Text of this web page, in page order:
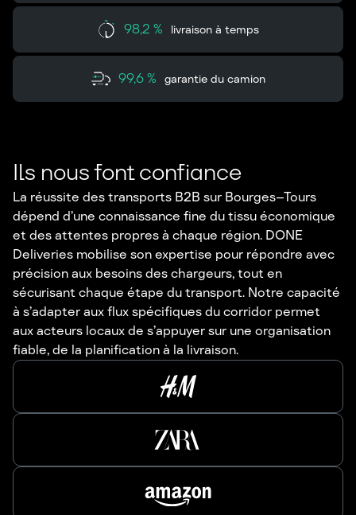
98,2 % livraison à temps
99,6 % garantie du camion
Ils nous font confiance
La réussite des transports B2B sur Bourges–Tours
dépend d’une connaissance fine du tissu économique
et des attentes propres à chaque région. DONE
Deliveries mobilise son expertise pour répondre avec
précision aux besoins des chargeurs, tout en
sécurisant chaque étape du transport. Notre capacité
à s’adapter aux flux spécifiques du corridor permet
aux acteurs locaux de s’appuyer sur une organisation
fiable, de la planification à la livraison.